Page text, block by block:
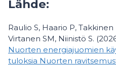
Lähde:
Raulio S, Haario P,
Virtanen SM, Niinistö S.
Nuorten energiajuomien
tuloksia Nuorten